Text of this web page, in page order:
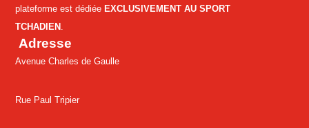
plateforme est dédiée EXCLUSIVEMENT AU SPORT
TCHADIEN .
Adresse
Avenue Charles de Gaulle
Rue Paul Tripier